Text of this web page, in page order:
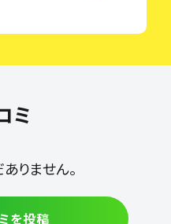
ミ
りません。
を投稿